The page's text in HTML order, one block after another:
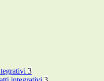
3